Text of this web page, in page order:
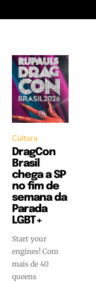
Cultura
DragCon
Brasil
chega a SP
no fim de
semana da
Parada
LGBT+
Start your
engines! Com
mais de 40
queens